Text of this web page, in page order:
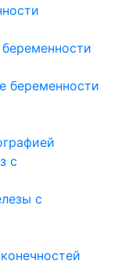
беременности
с
с